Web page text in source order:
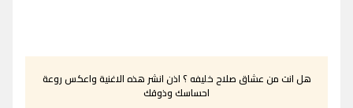
هل انت من عشاق صلاح خليفه ؟ اذن انشر هذه الاغنية واعكس روعة
احساسك وذوقك